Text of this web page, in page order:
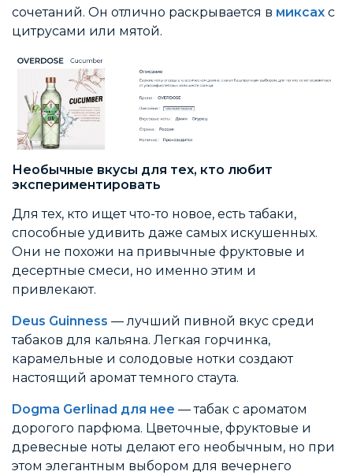
сочетаний. Он отлично раскрывается в миксах с
цитрусами или мятой.
Необычные вкусы для тех, кто любит
экспериментировать
Для тех, кто ищет что-то новое, есть табаки,
способные удивить даже самых искушенных.
Они не похожи на привычные фруктовые и
десертные смеси, но именно этим и
привлекают.
Deus Guinness — лучший пивной вкус среди
табаков для кальяна. Легкая горчинка,
карамельные и солодовые нотки создают
настоящий аромат темного стаута.
Dogma Gerlinad для нее — табак с ароматом
дорогого парфюма. Цветочные, фруктовые и
древесные ноты делают его необычным, но при
этом элегантным выбором для вечернего